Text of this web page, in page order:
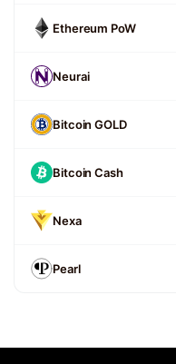
Ethereum PoW
Neurai
Bitcoin GOLD
Bitcoin Cash
Nexa
Pearl